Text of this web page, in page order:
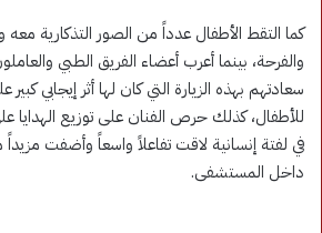
كما التقط الأطفال عدداً من الصور التذكارية
والفرحة، بينما أعرب أعضاء الفريق الطبي
سعادتهم بهذه الزيارة التي كان لها أثر إيجابي كبير
للأطفال، كذلك حرص الفنان على توزيع الهدايا
في لفتة إنسانية لاقت تفاعلاً واسعاً وأضفت مزيداً
داخل المستشفى.